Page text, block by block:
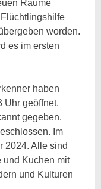
Räume
worden.
es im ersten
haben
Uhr geöffnet.
gegeben.
Im
2024. Alle sind
und Kuchen mit
und Kulturen